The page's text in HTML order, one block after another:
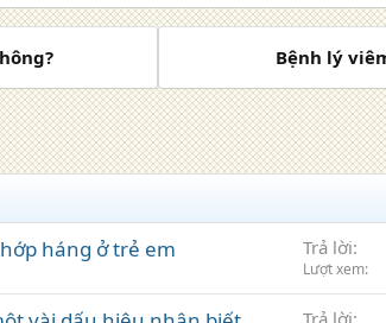
Bệnh lý
háng ở trẻ em Trả lời
Lượt xem
Trả lời